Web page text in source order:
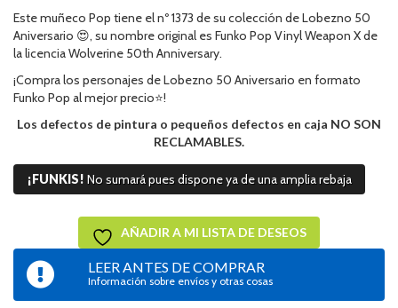
Este muñeco Pop tiene el nº 1373 de su colección de Lobezno 50
Aniversario 😍, su nombre original es Funko Pop Vinyl Weapon X de
la licencia Wolverine 50th Anniversary.
¡Compra los personajes de Lobezno 50 Aniversario en formato
Funko Pop al mejor precio⭐!
Los defectos de pintura o pequeños defectos en caja NO SON
RECLAMABLES.
¡FUNKIS! No sumará pues dispone ya de una amplia rebaja
AÑADIR A MI LISTA DE DESEOS
LEER ANTES DE COMPRAR
Información sobre envíos y otras cosas